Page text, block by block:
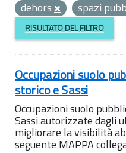
dehors
spazi
RISULTATO DEL FILTRO
Occupazioni suolo
storico e Sassi
Occupazioni suolo
Sassi autorizzate dagli
migliorare la visibilità
seguente MAPPA